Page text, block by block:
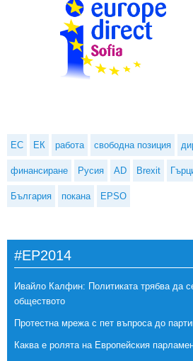
ЕС ЕК работа свободна позиция
финансиране Русия AD Brexit
България покана EPSO
#EP2014
Ивайло Калфин: Политиката трябва да
обществото
Протестна мрежа с пет въпроса до
Каква е ролята на Европейския